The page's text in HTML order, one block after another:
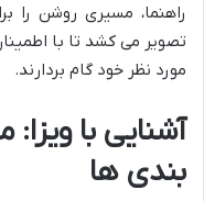
راهنما، مسیری روشن را
تصویر می کشد تا با
مورد نظر خود گام بردارند.
آشنایی با
بندی ها